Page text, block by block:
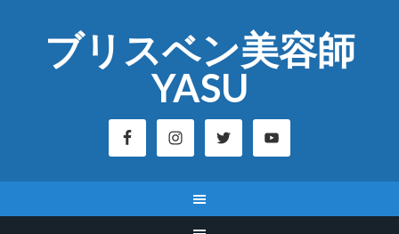
ブリスベン美容師
YASU